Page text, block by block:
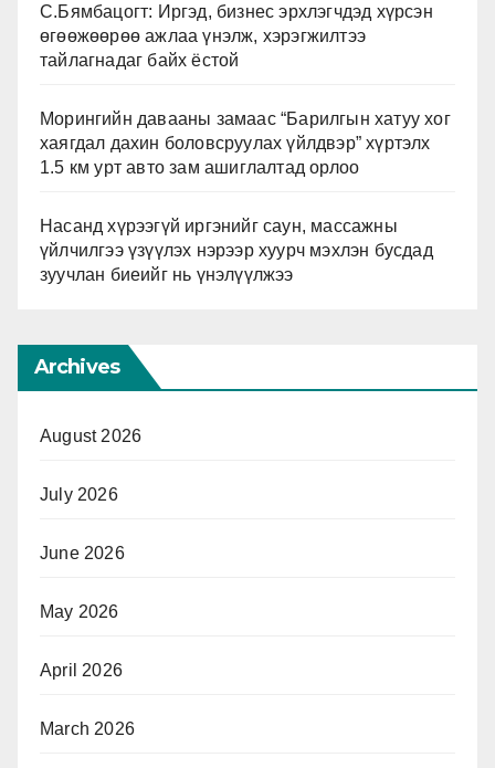
С.Бямбацогт: Иргэд, бизнес эрхлэгчдэд хүрсэн
өгөөжөөрөө ажлаа үнэлж, хэрэгжилтээ
тайлагнадаг байх ёстой
Морингийн давааны замаас “Барилгын хатуу хог
хаягдал дахин боловсруулах үйлдвэр” хүртэлх
1.5 км урт авто зам ашиглалтад орлоо
Насанд хүрээгүй иргэнийг саун, массажны
үйлчилгээ үзүүлэх нэрээр хуурч мэхлэн бусдад
зуучлан биеийг нь үнэлүүлжээ
Archives
August 2026
July 2026
June 2026
May 2026
April 2026
March 2026